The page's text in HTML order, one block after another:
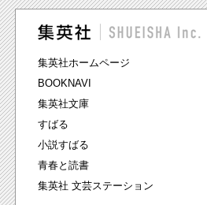
集英社ホームページ
BOOKNAVI
集英社文庫
すばる
小説すばる
青春と読書
集英社 文芸ステーション